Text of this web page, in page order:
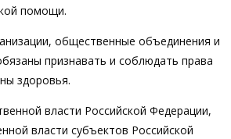
помощи.
общественные объединения и
признавать и соблюдать права
здоровья.
власти Российской Федерации,
власти субъектов Российской